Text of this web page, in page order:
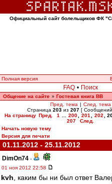
Официальный сайт болельщиков ФК
Полная версия
FAQ • Поиск
Общение на сайте » Гостевая книга ВВ
Пред. тема | След. тема
Страница 203 из 207 [
На страницу Пред. 1 200 201 202
207
След.
Начать новую тему
Версия для печати
01.11.2012 - 25.11.2012
DimOn74 -
01 ноя 2012 22:58
kvh , каким бы ни был ответ